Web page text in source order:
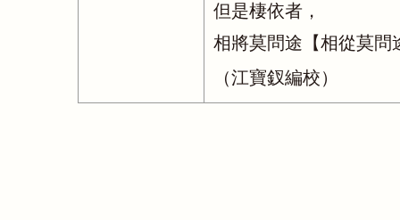
但是棲依者，
相將莫問途【相從莫問
（江寶釵編校）